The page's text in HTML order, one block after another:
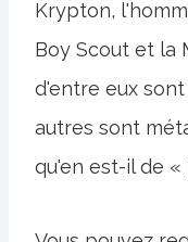
Krypton,
Boy Scout et la
d'entre eux
autres sont
qu'en est-il de